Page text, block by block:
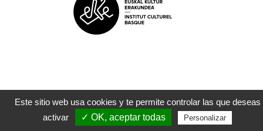
©ZAPART|Legezko oharrak| 2022
Este sitio web usa cookies y te permite controlar las que deseas
activar
✓ OK, aceptar todas Personalizar